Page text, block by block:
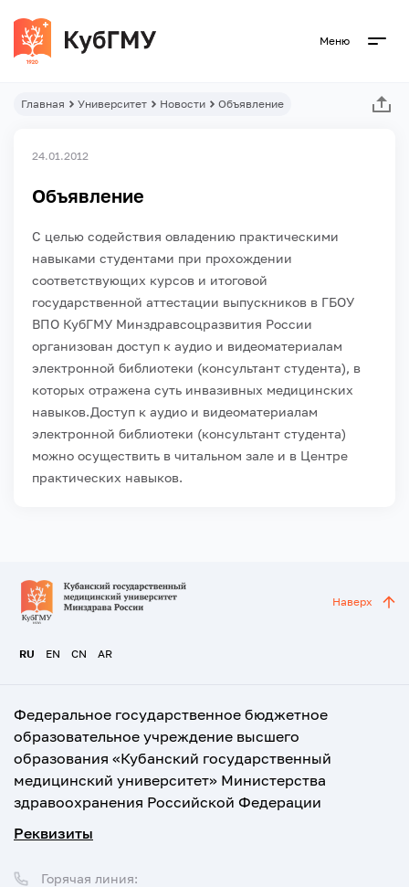
Меню
Главная Университет Новости Объявление
24.01.2012
Объявление
С целью содействия овладению практическими
навыками студентами при прохождении
соответствующих курсов и итоговой
государственной аттестации выпускников в ГБОУ
ВПО КубГМУ Минздравсоцразвития России
организован доступ к аудио и видеоматериалам
электронной библиотеки (консультант студента), в
которых отражена суть инвазивных медицинских
навыков.Доступ к аудио и видеоматериалам
электронной библиотеки (консультант студента)
можно осуществить в читальном зале и в Центре
практических навыков.
RU EN CN AR
Наверх
Федеральное государственное бюджетное
образовательное учреждение высшего
образования «Кубанский государственный
медицинский университет» Министерства
здравоохранения Российской Федерации
Реквизиты
Горячая линия: